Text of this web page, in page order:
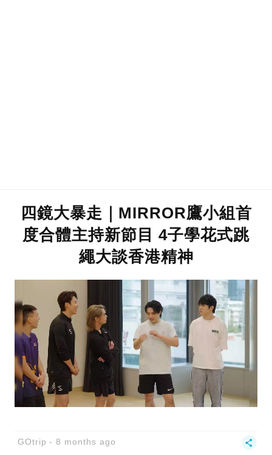
四鏡大暴走｜MIRROR鷹小組首
度合體主持新節目 4子學花式跳
繩大談香港精神
GOtrip 8 months ago